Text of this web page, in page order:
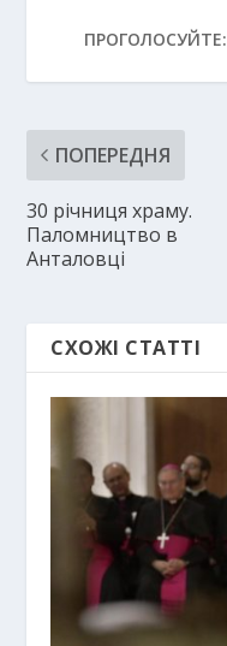
ПРОГОЛОСУЙТЕ:
ПОПЕРЕДНЯ
30 річниця храму.
Паломництво в
Анталовці
СХОЖІ СТАТТІ